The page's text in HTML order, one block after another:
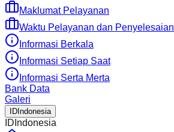
Maklumat Pelayanan
Waktu Pelayanan dan Penyelesaian
Informasi Berkala
Informasi Setiap Saat
Informasi Serta Merta
Bank Data
Galeri
ID Indonesia
ID Indonesia